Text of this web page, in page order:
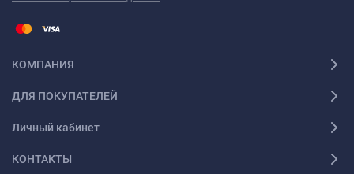
КОМПАНИЯ
ДЛЯ ПОКУПАТЕЛЕЙ
Личный кабинет
КОНТАКТЫ